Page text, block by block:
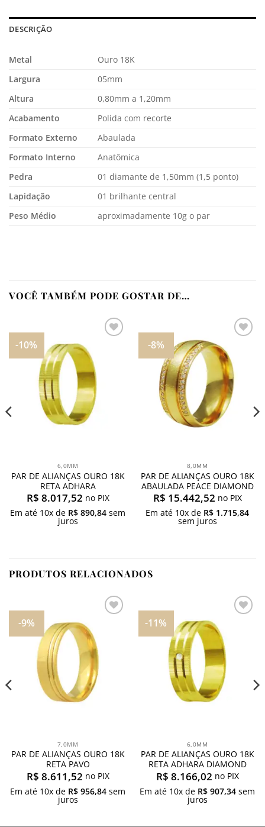
DESCRIÇÃO
Metal
Ouro 18K
Largura
05mm
Altura
0,80mm a 1,20mm
Acabamento
Polida com recorte
Formato Externo
Abaulada
Formato Interno
Anatômica
Pedra
01 diamante de 1,50mm (1,5 ponto)
Lapidação
01 brilhante central
Peso Médio
aproximadamente 10g o par
VOCÊ TAMBÉM PODE GOSTAR DE…
-10%
desejos
6,0MM
PAR DE ALIANÇAS OURO 18K
RETA ADHARA
R$ 8.017,52 no PIX
Em até 10x de R$ 890,84 sem
juros
-8%
Adicionar
aos
meus
desejos
8,0MM
PAR DE ALIANÇAS OURO 18K
ABAULADA PEACE DIAMOND
R$ 15.442,52 no PIX
Em até 10x de R$ 1.715,84
sem juros
PRODUTOS RELACIONADOS
-9%
desejos
7,0MM
PAR DE ALIANÇAS OURO 18K
RETA PAVO
R$ 8.611,52 no PIX
Em até 10x de R$ 956,84 sem
juros
-11%
desejos
6,0MM
PAR DE ALIANÇAS OURO 18K
RETA ADHARA DIAMOND
R$ 8.166,02 no PIX
Em até 10x de R$ 907,34 sem
juros